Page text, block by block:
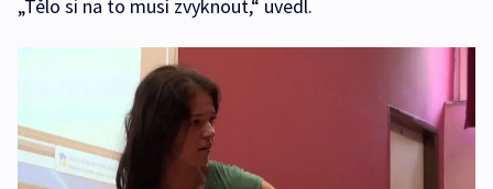
„Tělo si na to musí zvyknout,“ uvedl.